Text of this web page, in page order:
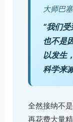
大师巴
“我们
也不是
以发生
科学来
全然接纳不
再花费大量